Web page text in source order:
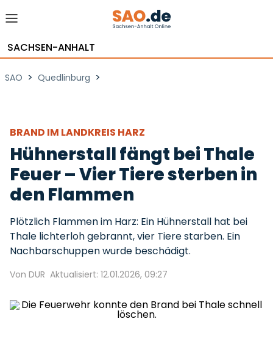
SACHSEN-ANHALT
SAO > Quedlinburg >
BRAND IM LANDKREIS HARZ
Hühnerstall fängt bei Thale
Feuer – Vier Tiere sterben in
den Flammen
Plötzlich Flammen im Harz: Ein Hühnerstall hat bei
Thale lichterloh gebrannt, vier Tiere starben. Ein
Nachbarschuppen wurde beschädigt.
Von DUR Aktualisiert: 12.01.2026, 09:27